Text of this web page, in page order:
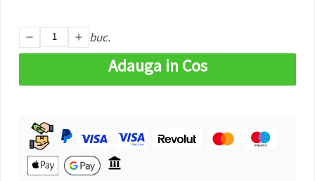
"Salvați"
buc.
Adauga in Cos